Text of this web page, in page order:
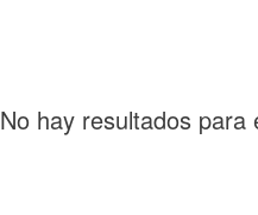
No hay resultados para